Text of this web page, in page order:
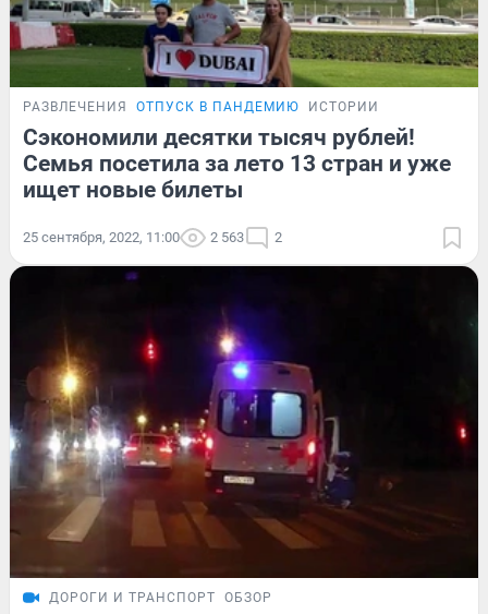
РАЗВЛЕЧЕНИЯ ОТПУСК В ПАНДЕМИЮ ИСТОРИИ
Сэкономили десятки тысяч рублей!
Семья посетила за лето 13 стран и уже
ищет новые билеты
25 сентября, 2022, 11:00 2 563 2
ДОРОГИ И ТРАНСПОРТ ОБЗОР